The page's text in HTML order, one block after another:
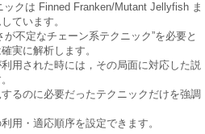
ックは Finned Franken/Mutant Jellyfish ま
ています。
が不定なチェーン系テクニック”を必要と
実に解析します。
用された時には，その局面に対応した説
るのに必要だったテクニックだけを強調
用・適応順序を設定できます。